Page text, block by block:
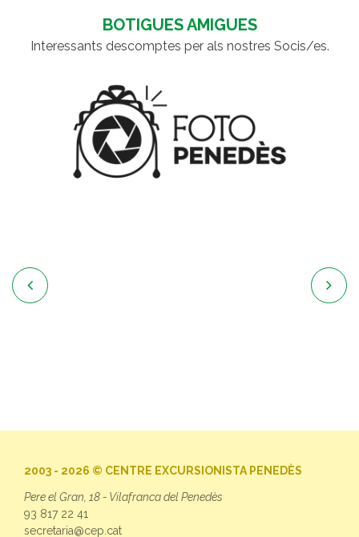
BOTIGUES AMIGUES
Interessants descomptes per als nostres Socis/es.
 
2003 - 2026 © CENTRE EXCURSIONISTA PENEDÈS
Pere el Gran, 18 - Vilafranca del Penedès
93 817 22 41
secretaria@cep.cat